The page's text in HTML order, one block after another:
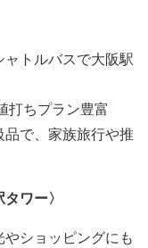
トルバスで大阪駅
打ちプラン豊富
で、家族旅行や推
ワー〉
ショッピングにも